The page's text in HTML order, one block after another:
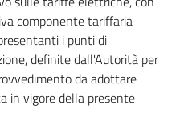
componente tariffaria
i punti di
definite dall'Autorità per
da adottare
in vigore della presente